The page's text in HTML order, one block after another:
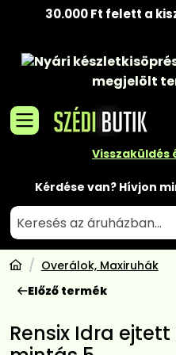
30.000 Ft felett a
Nyári
megjelölt
Visszaküldés
Kérdése van? Hívjon
Overálok, Maxiruhák
Előző termék
Rensix Idra